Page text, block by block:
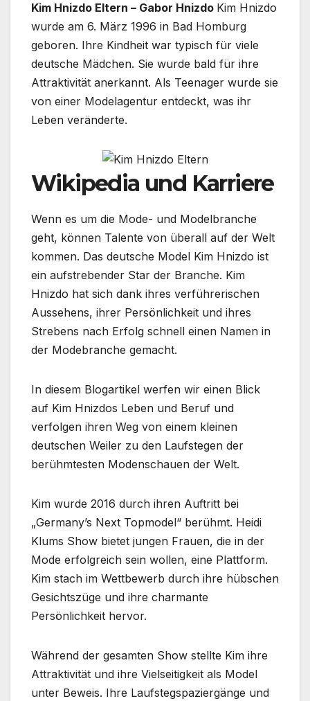
Kim Hnizdo Eltern – Gabor Hnizdo Kim Hnizdo
wurde am 6. März 1996 in Bad Homburg
geboren. Ihre Kindheit war typisch für viele
deutsche Mädchen. Sie wurde bald für ihre
Attraktivität anerkannt. Als Teenager wurde sie
von einer Modelagentur entdeckt, was ihr
Leben veränderte.
Wikipedia und Karriere
Wenn es um die Mode- und Modelbranche
geht, können Talente von überall auf der Welt
kommen. Das deutsche Model Kim Hnizdo ist
ein aufstrebender Star der Branche. Kim
Hnizdo hat sich dank ihres verführerischen
Aussehens, ihrer Persönlichkeit und ihres
Strebens nach Erfolg schnell einen Namen in
der Modebranche gemacht.
In diesem Blogartikel werfen wir einen Blick
auf Kim Hnizdos Leben und Beruf und
verfolgen ihren Weg von einem kleinen
deutschen Weiler zu den Laufstegen der
berühmtesten Modenschauen der Welt.
Kim wurde 2016 durch ihren Auftritt bei
„Germany’s Next Topmodel“ berühmt. Heidi
Klums Show bietet jungen Frauen, die in der
Mode erfolgreich sein wollen, eine Plattform.
Kim stach im Wettbewerb durch ihre hübschen
Gesichtszüge und ihre charmante
Persönlichkeit hervor.
Während der gesamten Show stellte Kim ihre
Attraktivität und ihre Vielseitigkeit als Model
unter Beweis. Ihre Laufstegspaziergänge und